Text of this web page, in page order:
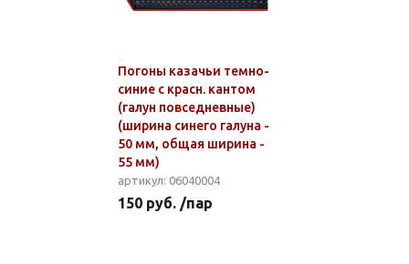
Погоны казачьи темно-
синие с красн. кантом
(галун повседневные)
(ширина синего галуна -
50 мм, общая ширина -
55 мм)
артикул: 06040004
150 руб. /пар